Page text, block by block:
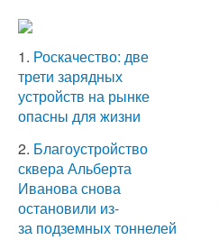
1. Роскачество: две
трети зарядных
устройств на рынке
опасны для жизни
2. Благоустройство
сквера Альберта
Иванова снова
остановили из-
за подземных тоннелей